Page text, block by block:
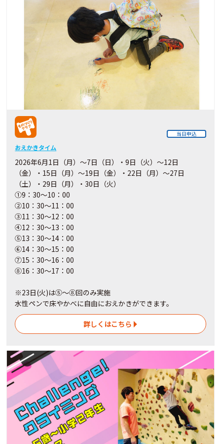
当日申込
おえかきタイム
2026年6月1日（月）～7日（日）・9日（火）～12日
（金）・15日（月）～19日（金）・22日（月）～27日
（土）・29日（月）・30日（火）
①9：30～10：00
②10：30～11：00
③11：30～12：00
④12：30～13：00
⑤13：30～14：00
⑥14：30～15：00
⑦15：30～16：00
⑧16：30～17：00
※23日(火)は⑤～⑧回のみ実施
水性ペンで床やかべに自由におえかきができます。
詳しくはこちら